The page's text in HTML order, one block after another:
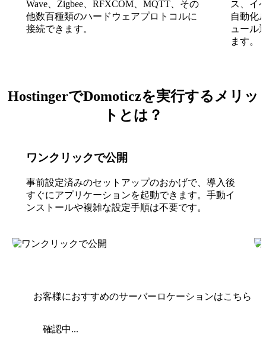
Wave、Zigbee、RFXCOM、MQTT、その
他数百種類のハードウェアプロトコルに
接続できます。
ス、イ
自動化
ュール
ます。
HostingerでDomoticzを実行するメリッ
トとは？
ワンクリックで公開
事前設定済みのセットアップのおかげで、導入後
すぐにアプリケーションを起動できます。手動イ
ンストールや複雑な設定手順は不要です。
お客様におすすめのサーバーロケーションはこちら
確認中...